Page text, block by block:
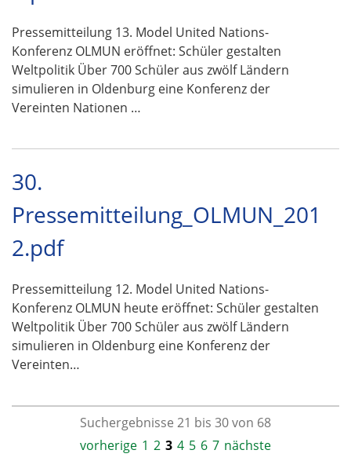
Pressemitteilung 13. Model United Nations-
Konferenz OLMUN eröffnet: Schüler gestalten
Weltpolitik Über 700 Schüler aus zwölf Ländern
simulieren in Oldenburg eine Konferenz der
Vereinten Nationen …
30.
Pressemitteilung_OLMUN_201
2.pdf
Pressemitteilung 12. Model United Nations-
Konferenz OLMUN heute eröffnet: Schüler gestalten
Weltpolitik Über 700 Schüler aus zwölf Ländern
simulieren in Oldenburg eine Konferenz der
Vereinten…
Suchergebnisse 21 bis 30 von 68
vorherige 1 2 3 4 5 6 7 nächste